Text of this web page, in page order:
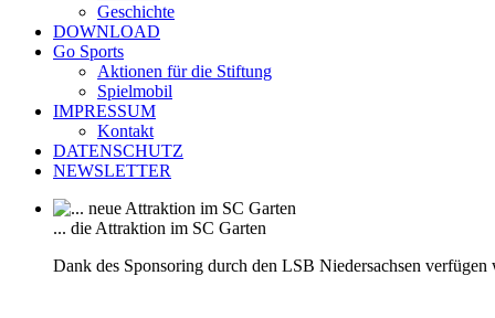
Geschichte
DOWNLOAD
Go Sports
Aktionen für die Stiftung
Spielmobil
IMPRESSUM
Kontakt
DATENSCHUTZ
NEWSLETTER
... die Attraktion im SC Garten
Dank des Sponsoring durch den LSB Niedersachsen